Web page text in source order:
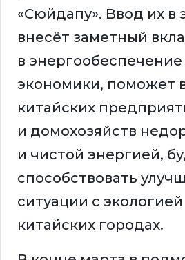
«Сюйдапу». Ввод их в
внесёт заметный
в
экономики, поможет
китайских
и домохозяйств
и чистой энергией,
способствовать
ситуации с
китайских городах.